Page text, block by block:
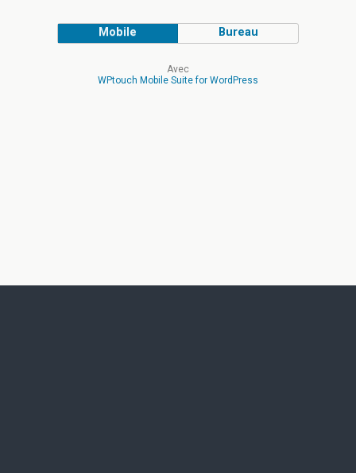
Mobile Bureau
Avec
WPtouch Mobile Suite for WordPress